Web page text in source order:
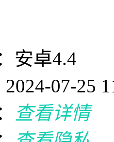
安卓4.4
07-25
查看详情